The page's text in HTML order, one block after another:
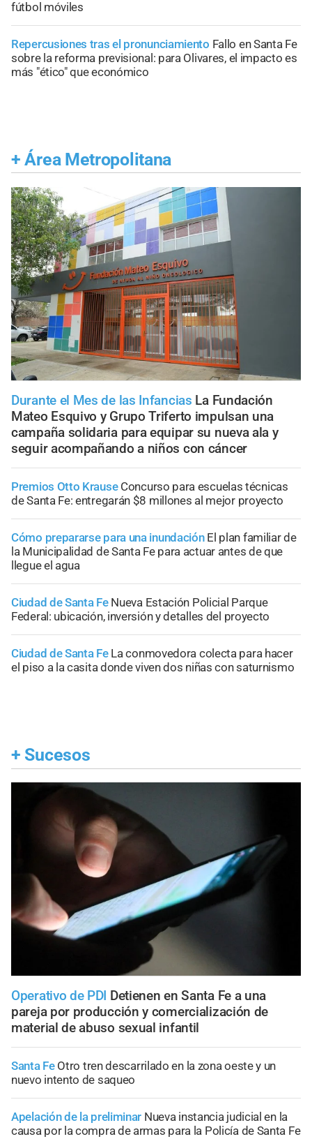
fútbol móviles
Repercusiones tras el pronunciamiento Fallo en Santa Fe
sobre la reforma previsional: para Olivares, el impacto es
más "ético" que económico
+ Área Metropolitana
Durante el Mes de las Infancias La Fundación
Mateo Esquivo y Grupo Triferto impulsan una
campaña solidaria para equipar su nueva ala y
seguir acompañando a niños con cáncer
Premios Otto Krause Concurso para escuelas técnicas
de Santa Fe: entregarán $8 millones al mejor proyecto
Cómo prepararse para una inundación El plan familiar de
la Municipalidad de Santa Fe para actuar antes de que
llegue el agua
Ciudad de Santa Fe Nueva Estación Policial Parque
Federal: ubicación, inversión y detalles del proyecto
Ciudad de Santa Fe La conmovedora colecta para hacer
el piso a la casita donde viven dos niñas con saturnismo
+ Sucesos
Operativo de PDI Detienen en Santa Fe a una
pareja por producción y comercialización de
material de abuso sexual infantil
Santa Fe Otro tren descarrilado en la zona oeste y un
nuevo intento de saqueo
Apelación de la preliminar Nueva instancia judicial en la
causa por la compra de armas para la Policía de Santa Fe